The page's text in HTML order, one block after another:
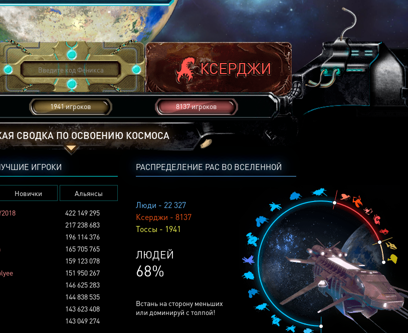
1941 игроков 8137 игроков
СВОДКА ПО ОСВОЕНИЮ КОСМОСА
РАСПРЕДЕЛЕНИЕ РАС ВО ВСЕЛЕННОЙ
Люди - 22 327
Ксерджи - 8137
Тоссы - 1941
КСЕРДЖЕЙ
25%
Встань на сторону меньших
или доминируй с толпой!
ИГРОКИ
Новички Альянсы
422 149 295
217 238 683
196 114 376
165 705 765
159 123 078
151 950 267
146 625 283
144 838 535
143 623 408
143 049 274